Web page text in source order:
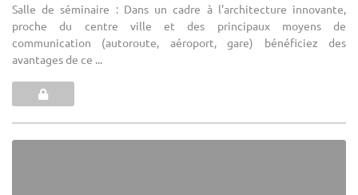
Salle de séminaire : Dans un cadre à l'architecture innovante,
proche du centre ville et des principaux moyens de
communication (autoroute, aéroport, gare) bénéficiez des
avantages de ce ...